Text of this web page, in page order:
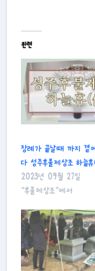
관련
장례가 끝날때 까지 곁
다 성주후불제상조 하
2023년 09월 27일
"후불제상조"에서